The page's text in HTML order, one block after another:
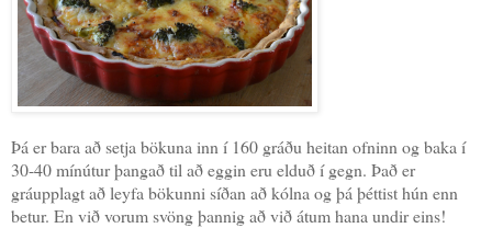
Þá er bara að setja bökuna inn í 160 gráðu heitan ofninn og baka í
30-40 mínútur þangað til að eggin eru elduð í gegn. Það er
gráupplagt að leyfa bökunni síðan að kólna og þá þéttist hún enn
betur. En við vorum svöng þannig að við átum hana undir eins!